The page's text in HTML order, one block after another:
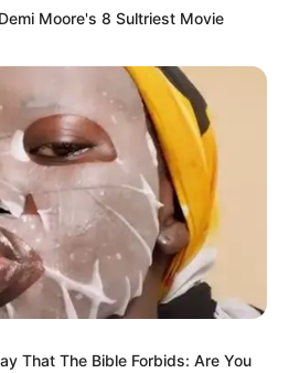
Moore's 8 Sultriest Movie
That The Bible Forbids: Are You